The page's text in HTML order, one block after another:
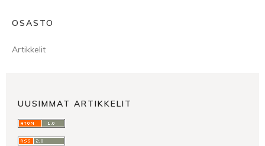
OSASTO
Artikkelit
UUSIMMAT ARTIKKELIT